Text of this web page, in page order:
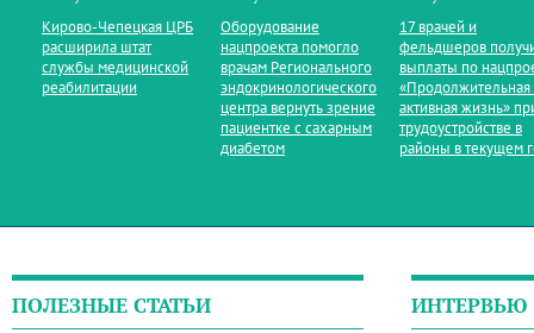
Кирово‑Чепецкая ЦРБ
расширила штат
службы медицинской
реабилитации
Оборудование
нацпроекта помогло
врачам Регионального
эндокринологического
центра вернуть зрение
пациентке с сахарным
диабетом
17 врачей и
фельдшеров
выплаты по
«Продолжительная
активная жизнь»
трудоустройстве в
районы в текущем
ПОЛЕЗНЫЕ СТАТЬИ ИНТЕРВЬЮ